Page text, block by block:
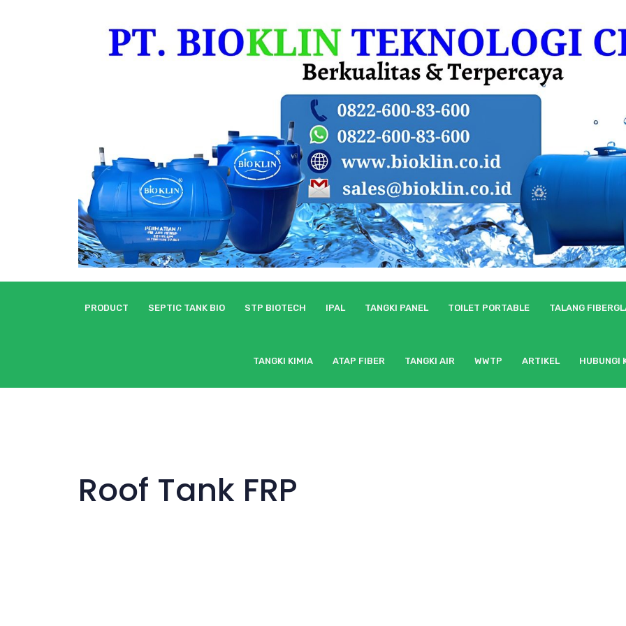
PRODUCT SEPTIC TANK BIO STP BIOTECH IPAL TANGKI PANEL TOILET PORTABLE TALANG
TANGKI KIMIA ATAP FIBER TANGKI AIR WWTP ARTIKEL HUBUNGI
Roof Tank FRP